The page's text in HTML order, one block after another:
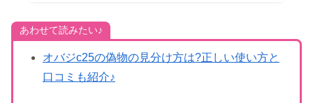
あわせて読みたい♪
オバジc25の偽物の見分け方は?正しい使い方と
口コミも紹介♪